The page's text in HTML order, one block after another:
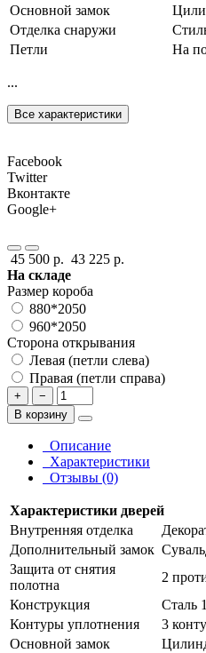
Основной замок
Отделка снаружи
Петли
На
...
Все характеристики
Facebook
Twitter
Вконтакте
Google+
45 500 р. 43 225 р.
На складе
Размер короба
880*2050
960*2050
Сторона открывания
Левая (петли слева)
Правая (петли справа)
+
−
В корзину
Описание
Характеристики
Отзывы (0)
Характеристики дверей
Внутренняя отделка
Дополнительный замок
Защита от снятия
полотна
2
Конструкция
Сталь
Контуры уплотнения
3
Основной замок